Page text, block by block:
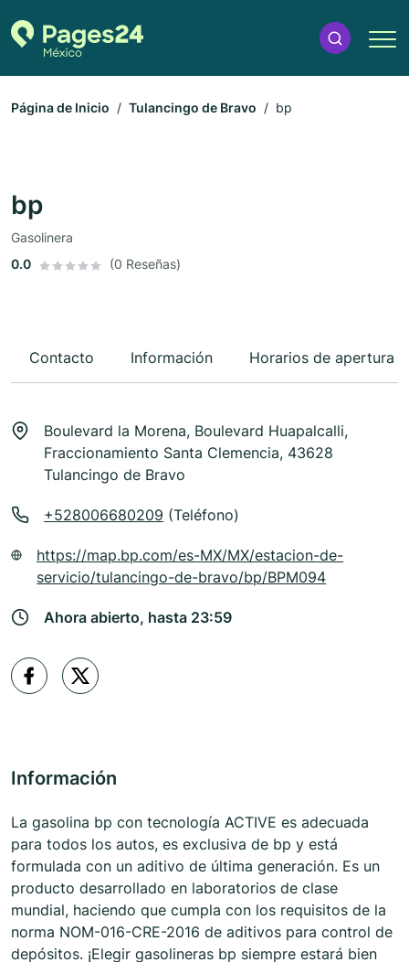
Página de Inicio Tulancingo de Bravo bp
bp
Gasolinera
0.0
(0 Reseñas)
Contacto Información Horarios de apertura
Boulevard la Morena, Boulevard Huapalcalli,
Fraccionamiento Santa Clemencia, 43628
Tulancingo de Bravo
+528006680209 (Teléfono)
https://map.bp.com/es-MX/MX/estacion-de-
servicio/tulancingo-de-bravo/bp/BPM094
Ahora abierto, hasta 23:59
Información
La gasolina bp con tecnología ACTIVE es adecuada
para todos los autos, es exclusiva de bp y está
formulada con un aditivo de última generación. Es un
producto desarrollado en laboratorios de clase
mundial, haciendo que cumpla con los requisitos de la
norma NOM-016-CRE-2016 de aditivos para control de
depósitos. ¡Elegir gasolineras bp siempre estará bien